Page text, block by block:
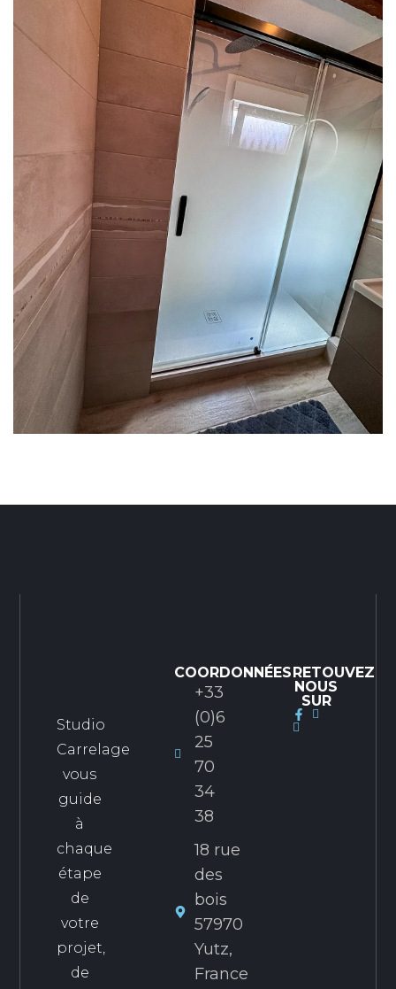
Studio
Carrelage
vous
guide
à
chaque
étape
de
votre
projet,
de
COORDONNÉES
+33
(0)6
25
70
34
18 rue
des
bois
57970
Yutz,
RETOUVEZ
NOUS
SUR